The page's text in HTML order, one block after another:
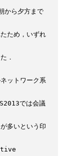
から夕方まで
ため，いずれ
．
ットワーク系
では会議
多いという印